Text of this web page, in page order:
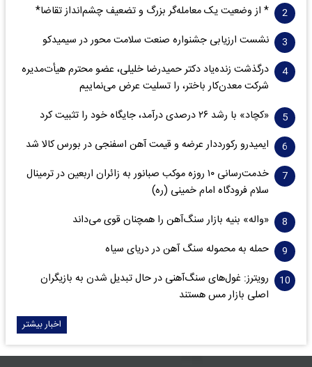
* از وضعیت یک معامله‌گر بزرگ و تضعیف چشم‌انداز تقاضا*
نشست ارزیابی جشنواره صنعت سلامت‌ محور در سیمیدکو
درگذشت زنده‌یاد دکتر حمیدرضا خلیلی، عضو محترم هیأت‌مدیره
شرکت معدن‌کار باختر، را تسلیت عرض می‌نماییم
«کچاد» با رشد ۲۶ درصدی درآمد، جایگاه خود را تثبیت کرد
ایمیدرو رکورددار عرضه و قیمت آهن اسفنجی در بورس کالا شد
خدمت‌رسانی ۱۰ روزه موکب صبانور به زائران اربعین در ترمینال
سلام فرودگاه امام خمینی (ره)
«واله» بنیه بازار سنگ‌آهن را همچنان قوی می‌داند
حمله به محموله سنگ آهن در دریای سیاه
رویترز: غول‌های سنگ‌آهنی‌ در حال تبدیل شدن به بازیگران
اصلی بازار مس هستند
اخبار بیشتر